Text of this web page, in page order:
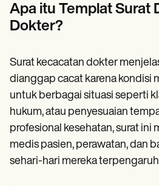
Help Center
Demos
Switch to Carepatron
Become a Partner
Why Carepatron?
Login
Get started
Apa itu Templat Surat
Dokter?
Surat kecacatan dokter
dianggap cacat karena kondisi
untuk berbagai situasi seperti
hukum, atau penyesuaian
profesional kesehatan, surat ini
medis pasien, perawatan, dan
sehari-hari mereka